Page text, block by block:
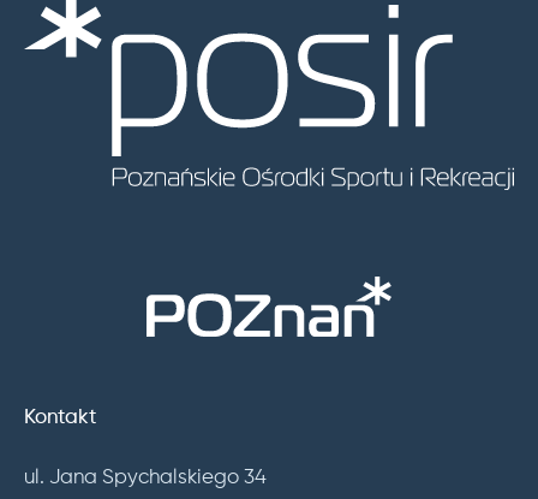
Kontakt
ul. Jana Spychalskiego 34